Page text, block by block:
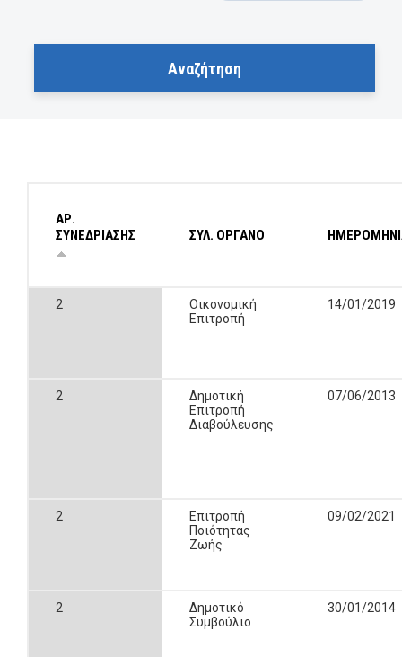
ΑΡ.
ΣΥΝΕΔΡΙΑΣΗΣ
ΣΥΛ. ΟΡΓΑΝΟ
2
Οικονομική
Επιτροπή
14/01/2019
2
Δημοτική
Επιτροπή
Διαβούλευσης
07/06/2013
2
Επιτροπή
Ποιότητας
Ζωής
09/02/2021
2
Δημοτικό
Συμβούλιο
30/01/2014